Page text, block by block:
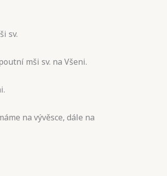
sv.
mši sv. na Všeni.
na vývěsce, dále na